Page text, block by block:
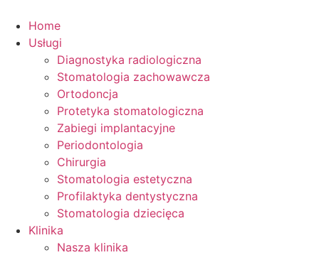
treści
Home
Usługi
Diagnostyka radiologiczna
Stomatologia zachowawcza
Ortodoncja
Protetyka stomatologiczna
Zabiegi implantacyjne
Periodontologia
Chirurgia
Stomatologia estetyczna
Profilaktyka dentystyczna
Stomatologia dziecięca
Klinika
Nasza klinika